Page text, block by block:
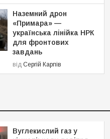
Наземний дрон
«Примара» —
українська лінійка НРК
для фронтових
завдань
від Сергій Карпів
Вуглекислий газ у